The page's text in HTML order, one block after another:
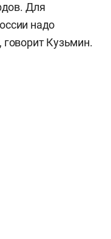
Для
надо
говорит Кузьмин.